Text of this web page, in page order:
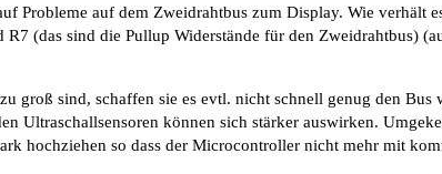
Probleme auf dem Zweidrahtbus zum Display. Wie verhält
R7 (das sind die Pullup Widerstände für den Zweidrahtbus)
groß sind, schaffen sie es evtl. nicht schnell genug den Bus
Ultraschallsensoren können sich stärker auswirken.
hochziehen so dass der Microcontroller nicht mehr mit